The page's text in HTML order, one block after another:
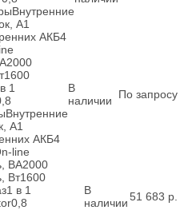
Внутренние
А1
АКБ4
2000
1600
1
Внутренние
А1
АКБ4
В
наличии
По запросу
line
ВА2000
Вт1600
1 в 1
0,8
В
наличии51 683 р.